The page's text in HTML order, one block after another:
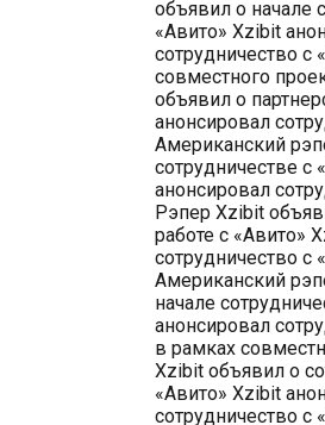
объявил о начале
«Авито» Xzibit
сотрудничество с
совместного
объявил о
анонсировал
Американский
сотрудничестве с
анонсировал
Рэпер Xzibit
работе с «Авито»
сотрудничество с
Американский
начале
анонсировал
в рамках
Xzibit объявил о
«Авито» Xzibit
сотрудничество с